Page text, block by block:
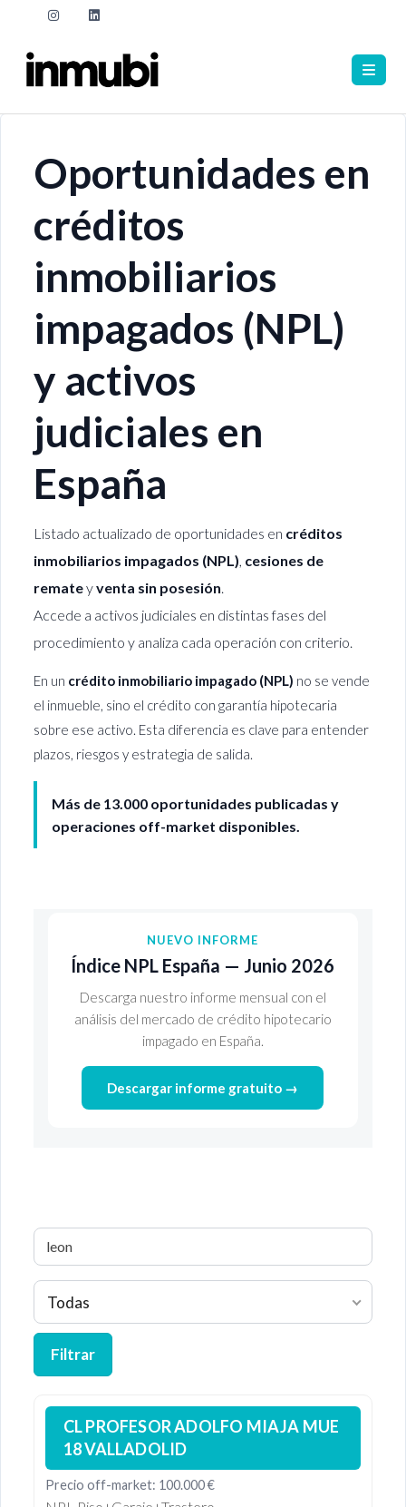
Oportunidades en
créditos
inmobiliarios
impagados (NPL)
y activos
judiciales en
España
Listado actualizado de oportunidades en créditos
inmobiliarios impagados (NPL), cesiones de
remateyventa sin posesión.
Accede a activos judiciales en distintas fases del
procedimiento y analiza cada operación con criterio.
En un crédito inmobiliario impagado (NPL) no se vende
el inmueble, sino el crédito con garantía hipotecaria
sobre ese activo. Esta diferencia es clave para entender
plazos, riesgos y estrategia de salida.
Más de 13.000 oportunidades publicadas y
operaciones off-market disponibles.
NUEVO INFORME
Índice NPL España — Junio 2026
Descarga nuestro informe mensual con el
análisis del mercado de crédito hipotecario
impagado en España.
Descargar informe gratuito →
Todas
Filtrar
CL PROFESOR ADOLFO MIAJA MUE
18 VALLADOLID
Precio off-market: 100.000 €